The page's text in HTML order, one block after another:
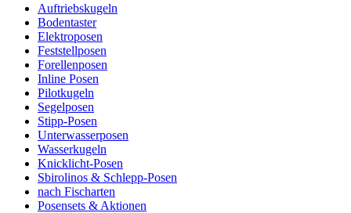
Auftriebskugeln
Bodentaster
Elektroposen
Feststellposen
Forellenposen
Inline Posen
Pilotkugeln
Segelposen
Stipp-Posen
Unterwasserposen
Wasserkugeln
Knicklicht-Posen
Sbirolinos & Schlepp-Posen
nach Fischarten
Posensets & Aktionen